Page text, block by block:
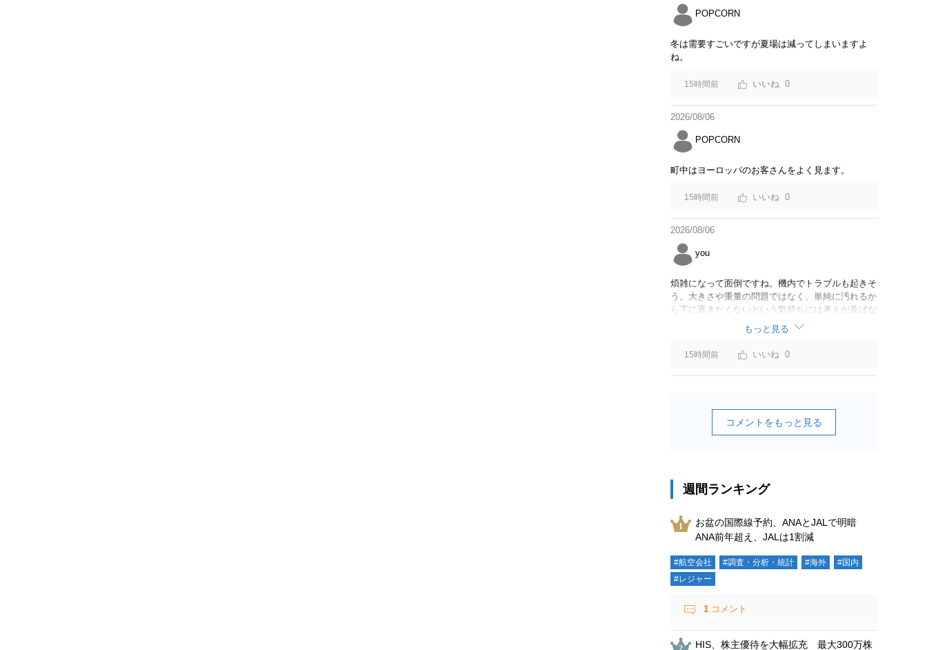
POPCORN
冬は需要すごいですが夏場は減ってしまいますよ
ね。
15時間前 0
2026/08/06
POPCORN
町中はヨーロッパのお客さんをよく見ます。
15時間前 0
2026/08/06
you
煩雑になって面倒ですね。機内でトラブルも起きそ
う。大きさや重量の問題ではなく、単純に汚れるか
ら下に置きたくないという気持ちには考えが及ばな
かったのでしょうかね。いっそ、荷物棚を撤去した
座席を作って、座席指定も荷物も含んだプランとす
べて無しで格安プランで分けてもらった方がシンプ
ルで分かりやすいかも。どんどん料金が細分化され
て面倒です。
もっと見る
15時間前 0
コメントをもっと見る
週間ランキング
お盆の国際線予約、ANAとJALで明暗
ANA前年超え、JALは1割減
#航空会社 #調査・分析・統計 #海外
#国内
#レジャー
1 コメント
HIS、株主優待を大幅拡充 最大300万株